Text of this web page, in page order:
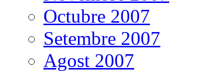
Octubre 2007
Setembre 2007
Agost 2007